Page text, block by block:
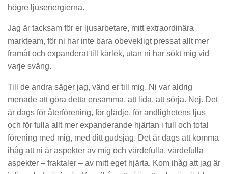
högre ljusenergierna.
Jag är tacksam för er ljusarbetare, mitt extraordinära
markteam, för ni har inte bara obevekligt pressat allt mer
framåt och expanderat till kärlek, utan ni har sökt mig vid
varje sväng.
Till de andra säger jag, vänd er till mig. Ni var aldrig
menade att göra detta ensamma, att lida, att sörja. Nej. Det
är dags för återförening, för glädje, för andlighetens ljus
och för fulla allt mer expanderande hjärtan i full och total
förening med mig, med ditt gudsjag. Det är dags att komma
ihåg att ni är aspekter av mig och värdefulla, värdefulla
aspekter – fraktaler – av mitt eget hjärta. Kom ihåg att jag är